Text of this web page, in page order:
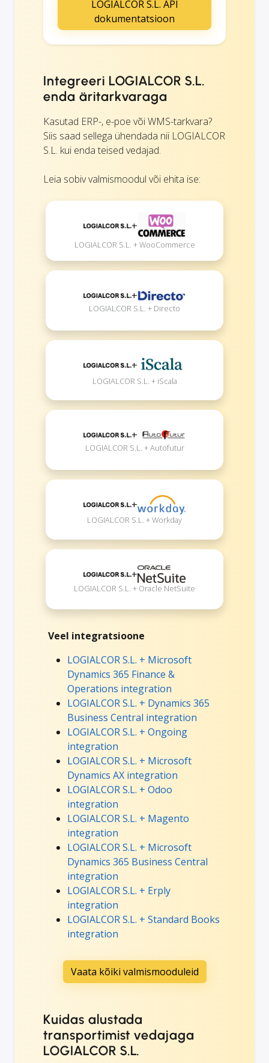
LOGIALCOR S.L. API
dokumentatsioon
Integreeri LOGIALCOR S.L.
enda äritarkvaraga
Kasutad ERP-, e-poe või WMS-tarkvara?
Siis saad sellega ühendada nii LOGIALCOR
S.L. kui enda teised vedajad.
Leia sobiv valmismoodul või ehita ise:
+
LOGIALCOR S.L. + WooCommerce
+
LOGIALCOR S.L. + Directo
+
LOGIALCOR S.L. + iScala
+
LOGIALCOR S.L. + Autofutur
+
LOGIALCOR S.L. + Workday
+
LOGIALCOR S.L. + Oracle NetSuite
Veel integratsioone
LOGIALCOR S.L. + Microsoft
Dynamics 365 Finance &
Operations integration
LOGIALCOR S.L. + Dynamics 365
Business Central integration
LOGIALCOR S.L. + Ongoing
integration
LOGIALCOR S.L. + Microsoft
Dynamics AX integration
LOGIALCOR S.L. + Odoo
integration
LOGIALCOR S.L. + Magento
integration
LOGIALCOR S.L. + Microsoft
Dynamics 365 Business Central
integration
LOGIALCOR S.L. + Erply
integration
LOGIALCOR S.L. + Standard Books
integration
Vaata kõiki valmismooduleid
Kuidas alustada
transportimist vedajaga
LOGIALCOR S.L.